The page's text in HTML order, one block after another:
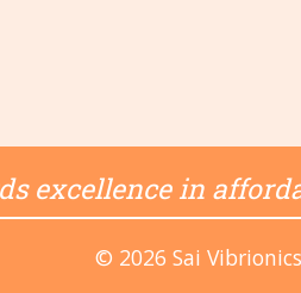
excellence in
© 2026 Sai Vibrionics